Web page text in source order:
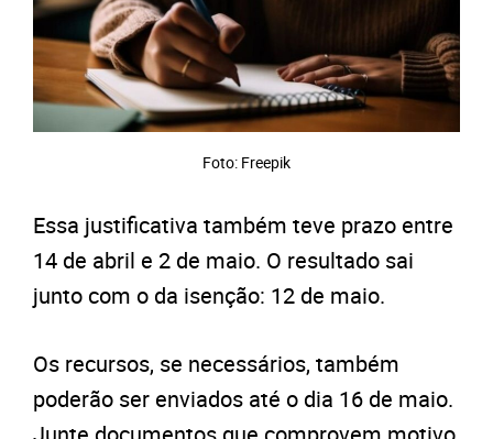
Foto: Freepik
Essa justificativa também teve prazo entre
14 de abril e 2 de maio. O resultado sai
junto com o da isenção: 12 de maio.
Os recursos, se necessários, também
poderão ser enviados até o dia 16 de maio.